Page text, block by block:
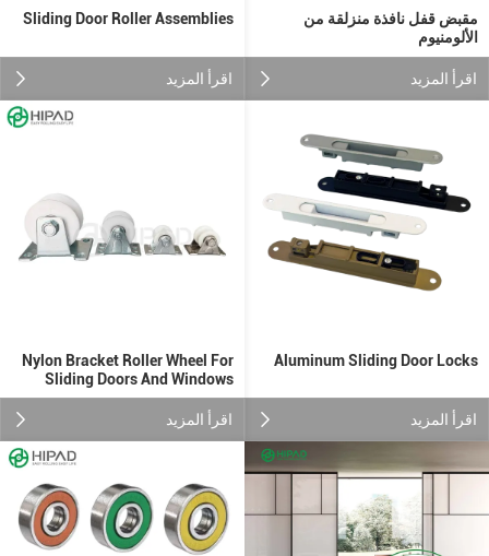
مقبض قفل نافذة منزلقة من
الألومنيوم
اقرأ المزيد
Sliding Door Roller Assemblies
اقرأ المزيد
Aluminum Sliding Door Locks
اقرأ المزيد
Nylon Bracket Roller Wheel For
Sliding Doors And Windows
اقرأ المزيد